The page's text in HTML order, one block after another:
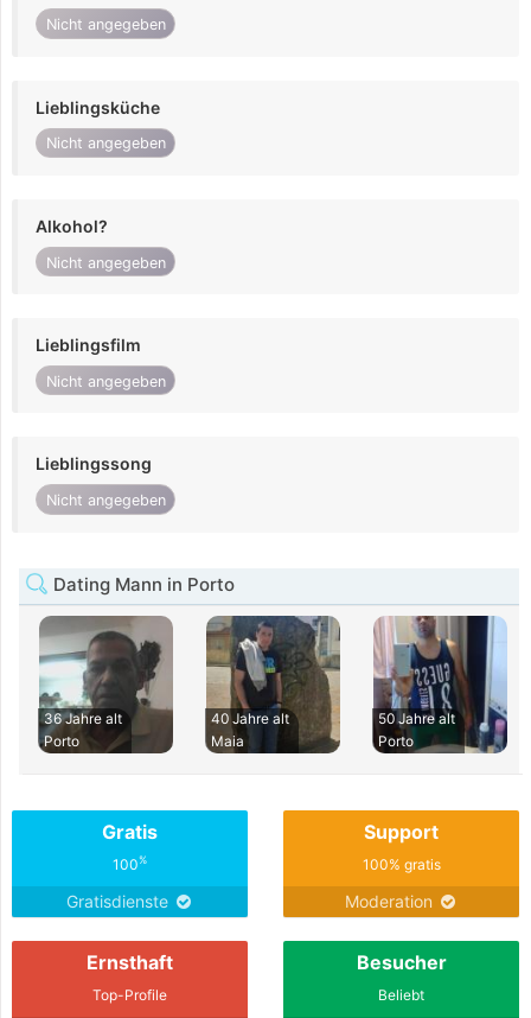
Nicht angegeben
Lieblingsküche
Nicht angegeben
Alkohol?
Nicht angegeben
Lieblingsfilm
Nicht angegeben
Lieblingssong
Nicht angegeben
Dating Mann in Porto
36 Jahre alt
Porto
40 Jahre alt
Maia
50 Jahre alt
Porto
Gratis
100%
Gratisdienste
Support
100% gratis
Moderation
Ernsthaft
Top-Profile
Besucher
Beliebt